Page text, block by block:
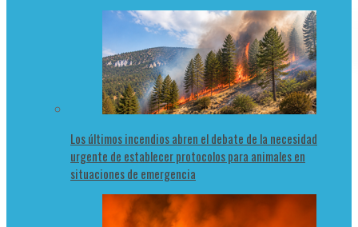
Los últimos incendios abren el debate de la necesidad
urgente de establecer protocolos para animales en
situaciones de emergencia